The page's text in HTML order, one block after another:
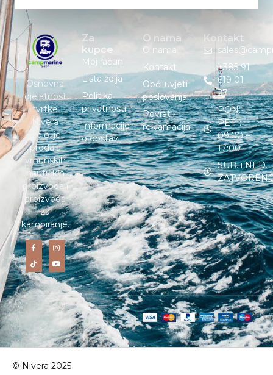
Osnovna
djelatnost
tvrtke
Nivera
d.o.o. je
prodaja
vrhunskih
nautičkih
proizvoda i
proizvoda
za
kampiranje.
Za
kupce
Moj račun
Lista želja
Politika
privatnosti
Informacije
o dostavi
O nama
O nama
Kontakt
Opći uvjeti
poslovanja
Povrat i
reklamacija
Kontakt
+385 91
619 01
27
PON. –
PET. :
09:00 –
17:00
SUB. i NED. :
© Nivera 2025